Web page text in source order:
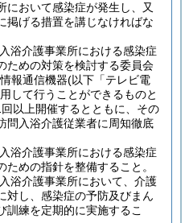
において感染症が発生し、又
掲げる措置を講じなければな
浴介護事業所における感染症
ための対策を検討する委員会
報通信機器(以下「テレビ電
して行うことができるものと
以上開催するとともに、その
問入浴介護従業者に周知徹底
浴介護事業所における感染症
めの指針を整備すること。
浴介護事業所において、介護
対し、感染症の予防及びまん
訓練を定期的に実施するこ